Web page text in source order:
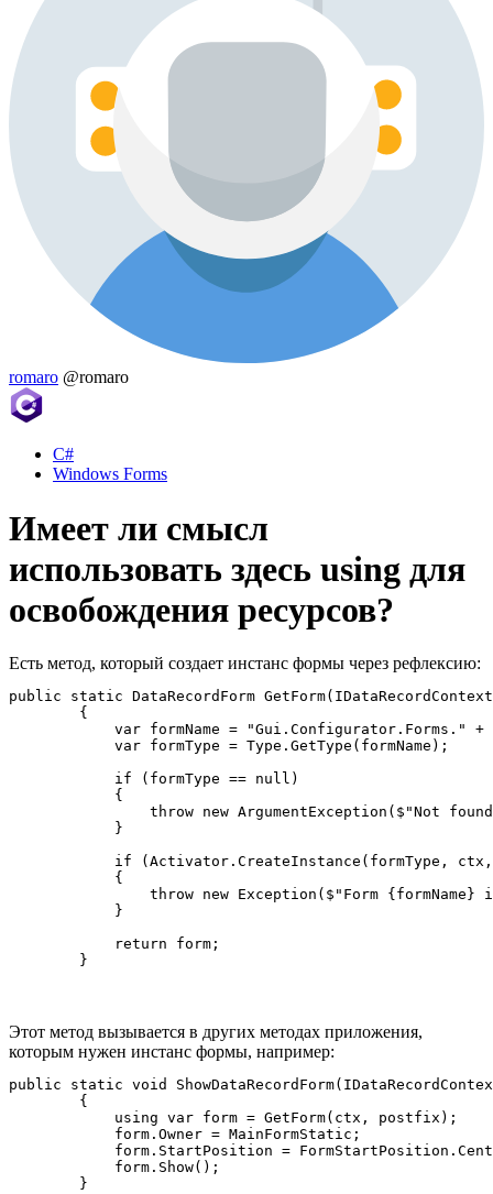
romaro @romaro
C#
Windows Forms
Имеет ли смысл
использовать здесь using для
освобождения ресурсов?
Есть метод, который создает инстанс формы через рефлексию:
public static DataRecordForm
        {
var formName = "Gui.Configurator.Forms."
            var formType = Type.GetType(formName);
            if (formType == null)
            {
throw new ArgumentException($"Not
            }
if (Activator.CreateInstance(formType,
            {
throw new Exception($"Form {formName}
            }
            return form;
        }
Этот метод вызывается в других методах приложения,
которым нужен инстанс формы, например:
public static void
        {
            using var form = GetForm(ctx, postfix);
            form.Owner = MainFormStatic;
form.StartPosition =
            form.Show();
        }